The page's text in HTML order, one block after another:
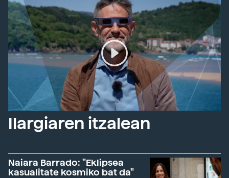
Ilargiaren itzalean
Naiara Barrado: "Eklipsea
kasualitate kosmiko bat da"